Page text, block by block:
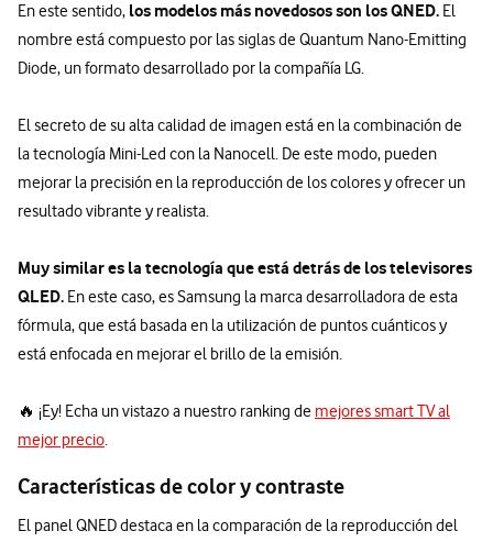
En este sentido, los modelos más novedosos son los QNED. El
nombre está compuesto por las siglas de Quantum Nano-Emitting
Diode, un formato desarrollado por la compañía LG.
El secreto de su alta calidad de imagen está en la combinación de
la tecnología Mini-Led con la Nanocell. De este modo, pueden
mejorar la precisión en la reproducción de los colores y ofrecer un
resultado vibrante y realista.
Muy similar es la tecnología que está detrás de los televisores
QLED. En este caso, es Samsung la marca desarrolladora de esta
fórmula, que está basada en la utilización de puntos cuánticos y
está enfocada en mejorar el brillo de la emisión.
🔥 ¡Ey! Echa un vistazo a nuestro ranking de mejores smart TV al
mejor precio.
Características de color y contraste
El panel QNED destaca en la comparación de la reproducción del